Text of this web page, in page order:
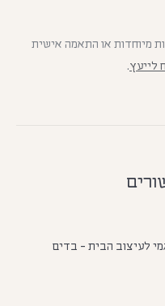
מיוחדות או התאמה אישית
לייעץ.
לעיצוב הבית - בדים